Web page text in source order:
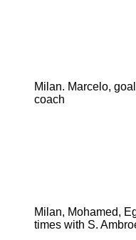
Milan. Marcelo,
coach
Milan, Mohamed,
times with S.